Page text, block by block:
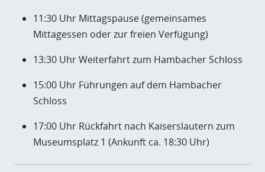
11:30 Uhr Mittagspause (gemeinsames
Mittagessen oder zur freien Verfügung)
13:30 Uhr Weiterfahrt zum Hambacher Schloss
15:00 Uhr Führungen auf dem Hambacher
Schloss
17:00 Uhr Rückfahrt nach Kaiserslautern zum
Museumsplatz 1 (Ankunft ca. 18:30 Uhr)